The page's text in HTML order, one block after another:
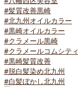
#髪質改善黒崎
#北九州オイルカラー
#黒崎オイルカラー
#クラメール黒崎
#クラメールコムシティ
#黒崎髪質改善
#脱白髪染め北九州
#白髪ぼかし北九州